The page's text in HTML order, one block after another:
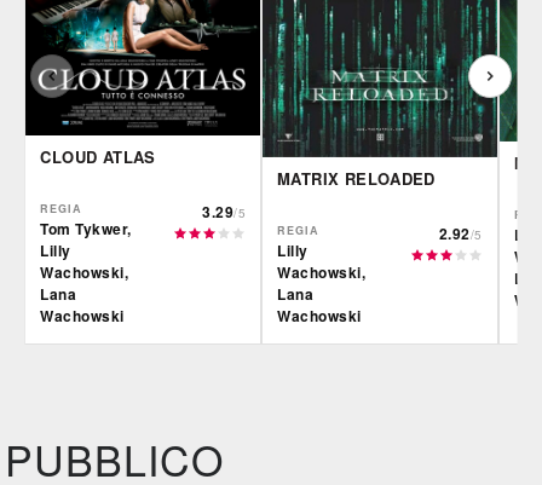
CLOUD ATLAS
REGIA
Tom Tykwer,
Lilly
Wachowski,
Lana
Wachowski
3.29/5
MATRIX RELOADED
REGIA
Lilly
Wachowski,
Lana
Wachowski
2.92/5
PUBBLICO